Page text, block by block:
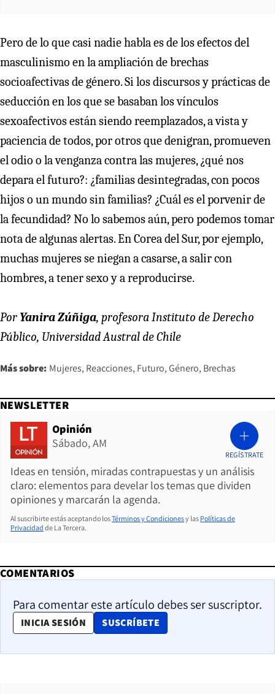
Pero de lo que casi nadie habla es de los efectos del
masculinismo en la ampliación de brechas
socioafectivas de género. Si los discursos y prácticas de
seducción en los que se basaban los vínculos
sexoafectivos están siendo reemplazados, a vista y
paciencia de todos, por otros que denigran, promueven
el odio o la venganza contra las mujeres, ¿qué nos
depara el futuro?: ¿familias desintegradas, con pocos
hijos o un mundo sin familias? ¿Cuál es el porvenir de
la fecundidad? No lo sabemos aún, pero podemos tomar
nota de algunas alertas. En Corea del Sur, por ejemplo,
muchas mujeres se niegan a casarse, a salir con
hombres, a tener sexo y a reproducirse.
Por Yanira Zúñiga, profesora Instituto de Derecho
Público, Universidad Austral de Chile
Más sobre: Mujeres Reacciones Futuro Género Brechas
NEWSLETTER
Opinión
Sábado, AM
Ideas en tensión, miradas contrapuestas y un análisis
claro: elementos para develar los temas que dividen
opiniones y marcarán la agenda.
REGÍSTRATE
Al suscribirte estás aceptando losTérminos y Condicionesy las Políticas de
Privacidad de La Tercera.
COMENTARIOS
Para comentar este artículo debes ser suscriptor.
INICIA SESIÓN SUSCRÍBETE
OPENS IN NEW WINDOW